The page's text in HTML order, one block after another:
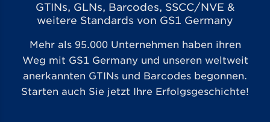
GTINs, GLNs, Barcodes, SSCC/NVE &
weitere Standards von GS1 Germany
Mehr als 95.000 Unternehmen haben ihren
Weg mit GS1 Germany und unseren weltweit
anerkannten GTINs und Barcodes begonnen.
Starten auch Sie jetzt Ihre Erfolgsgeschichte!